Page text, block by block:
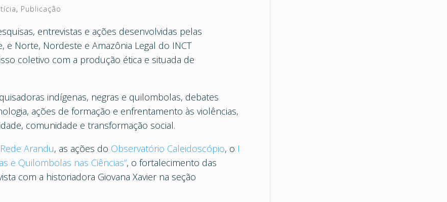
, Publicação
entrevistas e ações desenvolvidas pelas
e Norte, Nordeste e Amazônia Legal do INCT
coletivo com a produção ética e situada de
indígenas, negras e quilombolas, debates
ações de formação e enfrentamento às violências,
comunidade e transformação social.
Rede Arandu, as ações do Observatório Caleidoscópio, o I
e Quilombolas nas Ciências”, o fortalecimento das
com a historiadora Giovana Xavier na seção